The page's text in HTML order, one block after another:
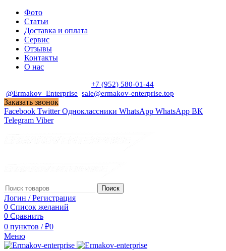
Фото
Статьи
Доставка и оплата
Сервис
Отзывы
Контакты
О нас
+7 (952) 580-01-44
@Ermakov_Enterprise sale@ermakov-enterprise.top
Заказать звонок
Facebook Twitter Одноклассники WhatsApp WhatsApp ВК
Telegram Viber
Поиск
Логин / Регистрация
0 Список желаний
0 Сравнить
0 пунктов / ₽0
Меню